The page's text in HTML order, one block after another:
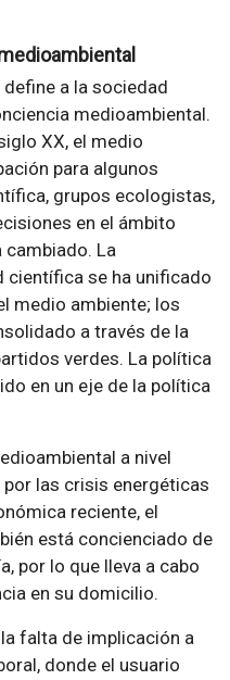
a la sociedad
medioambiental.
XX, el medio
para algunos
grupos ecologistas,
en el ámbito
cambiado. La
científica se ha unificado
medio ambiente; los
a través de la
verdes. La política
en un eje de la política
a nivel
las crisis energéticas
reciente, el
está concienciado de
por lo que lleva a cabo
en su domicilio.
falta de implicación a
donde el usuario